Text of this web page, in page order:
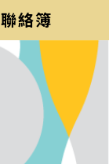
聯絡簿